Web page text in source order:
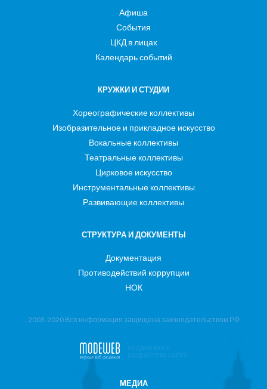
Афиша
События
ЦКД в лицах
Календарь событий
КРУЖКИ И СТУДИИ
Хореографические коллективы
Изобразительное и прикладное искусство
Вокальные коллективы
Театральные коллективы
Цирковое искусство
Инструментальные коллективы
Развивающие коллективы
СТРУКТУРА И ДОКУМЕНТЫ
Документация
Противодействий коррупции
НОК
2003-2020 Вся информация защищена законодательством РФ
поддержка и
разработка сайта
МЕДИА